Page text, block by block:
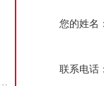
秘声音传播速度的神秘面纱
您的姓名
联系电话